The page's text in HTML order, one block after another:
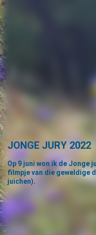
JONGE JURY 2022
Op 9 juni won ik de Jonge
filmpje van die geweldige
juichen).